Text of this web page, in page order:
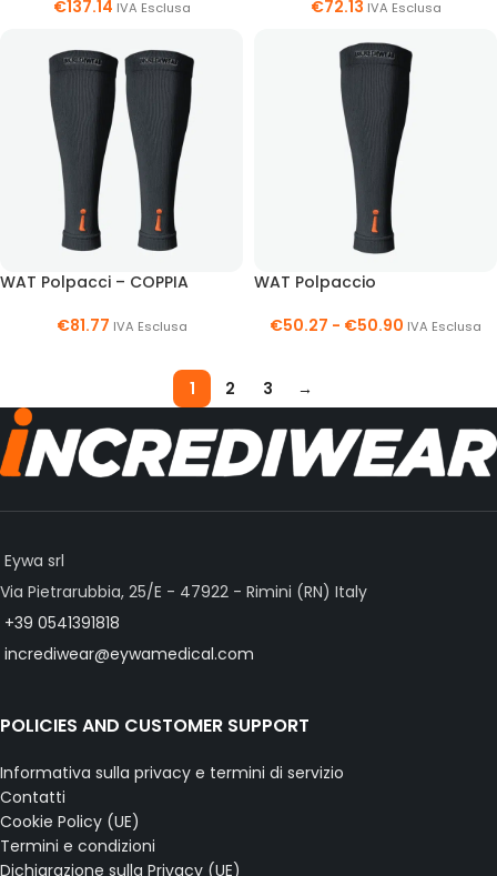
€137.14 IVA Esclusa
€72.13 IVA Esclusa
WAT Polpacci – COPPIA
€81.77 IVA Esclusa
WAT Polpaccio
€50.27 - €50.90 IVA Esclusa
1 2 3 →
Eywa srl
Via Pietrarubbia, 25/E - 47922 - Rimini (RN) Italy
+39 0541391818
incrediwear@eywamedical.com
POLICIES AND CUSTOMER SUPPORT
Informativa sulla privacy e termini di servizio
Contatti
Cookie Policy (UE)
Termini e condizioni
Dichiarazione sulla Privacy (UE)